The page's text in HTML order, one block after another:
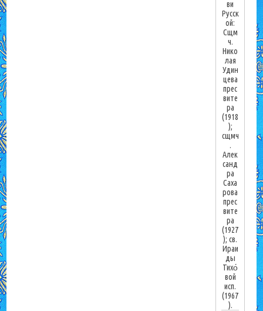
ви
Русск
ой:
Сщм
ч.
Нико
лая
Удин
цева
прес
вите
ра
(1918
);
сщмч
.
Алек
санд
ра
Саха
рова
прес
вите
ра
(1927
); св.
Ираи
ды
Тихо́
вой
исп.
(1967
).